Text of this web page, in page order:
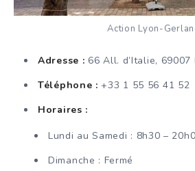
Action Lyon-
Adresse : 66 All. d’Italie, 69007
Téléphone : +33 1 55 56 41 52
Horaires :
Lundi au Samedi : 8h30 –
Dimanche : Fermé